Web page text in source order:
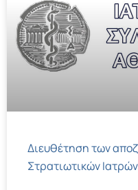
Διευθέτηση των
Στρατιωτικών